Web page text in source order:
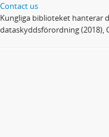
Contact us
Kungliga biblioteket hanterar
dataskyddsförordning (2018),